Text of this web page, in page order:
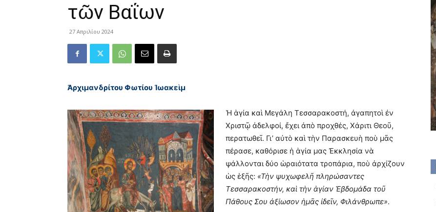
τῶν Βαΐων
27 Απριλίου 2024
Ἀρχιμανδρίτου Φωτίου Ἰωακεὶμ
Ἡ ἁγία καὶ Μεγάλη Τεσσαρακοστή, ἀγαπητοὶ ἐν
Χριστῷ ἀδελφοί, ἔχει ἀπὸ προχθές, Χάριτι Θεοῦ,
περατωθεῖ. Γι’ αὐτὸ καὶ τὴν Παρασκευὴ ποὺ μᾶς
πέρασε, καθόρισε ἡ ἁγία μας Ἐκκλησία νὰ
ψάλλονται δύο ὡραιότατα τροπάρια, ποὺ ἀρχίζουν
ὡς ἑξῆς: «Τὴν ψυχωφελῆ πληρώσαντες
Τεσσαρακοστήν, καὶ τὴν ἁγίαν Ἑβδομάδα τοῦ
Πάθους Σου ἀξίωσον ἡμᾶς ἰδεῖν, Φιλάνθρωπε».